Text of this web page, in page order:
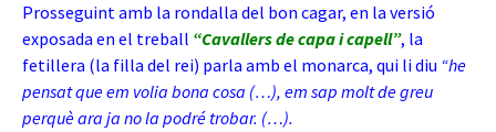
Prosseguint amb la rondalla del bon cagar, en la versió
exposada en el treball “Cavallers de capa i capell”, la
fetillera (la filla del rei) parla amb el monarca, qui li diu “he
pensat que em volia bona cosa (…), em sap molt de greu
perquè ara ja no la podré trobar. (…).